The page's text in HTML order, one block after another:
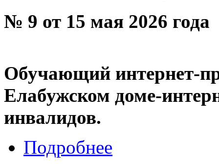
№ 9 от 15 мая 2026 года
Обучающий интернет-
Елабужском доме-
инвалидов.
Подробнее